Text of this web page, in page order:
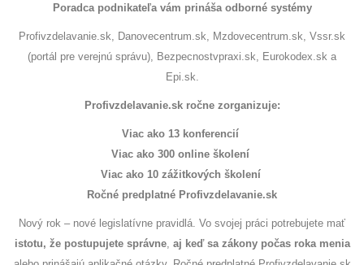
Poradca podnikateľa vám prináša odborné systémy
Profivzdelavanie.sk, Danovecentrum.sk, Mzdovecentrum.sk, Vssr.sk
(portál pre verejnú správu), Bezpecnostvpraxi.sk, Eurokodex.sk a
Epi.sk.
Profivzdelavanie.sk ročne zorganizuje:
Viac ako 13 konferencií
Viac ako 300 online školení
Viac ako 10 zážitkových školení
Ročné predplatné Profivzdelavanie.sk
Nový rok – nové legislatívne pravidlá. Vo svojej práci potrebujete mať
istotu, že postupujete správne, aj keď sa zákony počas roka menia